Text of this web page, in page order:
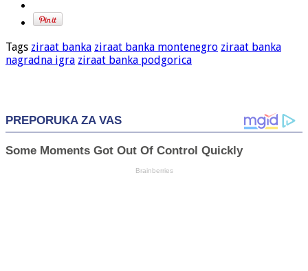
Tags ziraat banka ziraat banka montenegro ziraat banka
nagradna igra ziraat banka podgorica